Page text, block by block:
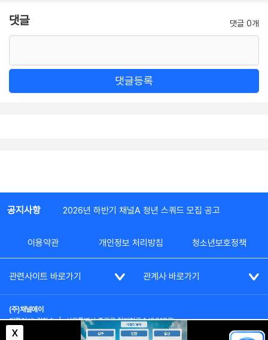
댓글 댓글 0개
댓글등록
X
공지사항 2026년 하반기 채널A 청년 스쿼드 모집 공고
이용약관 개인정보 처리방침 청소년보호정책
관련사이트 바로가기 관계사 바로가기
(주)채널에이
대표이사: 김차수 | 서울특별시 종로구 청계천로 1 (03187)
부가통신사업신고: 022357호 | 사업자등록번호: 101-86-62787